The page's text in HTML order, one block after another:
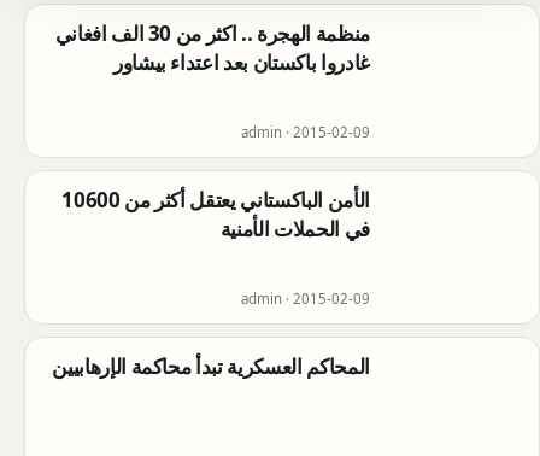
منظمة الهجرة .. اكثر من 30 الف افغاني
غادروا باكستان بعد اعتداء بيشاور
admin · 2015-02-09
الأمن الباكستاني يعتقل أكثر من 10600
في الحملات الأمنية
admin · 2015-02-09
المحاكم العسكرية تبدأ محاكمة الإرهابيين